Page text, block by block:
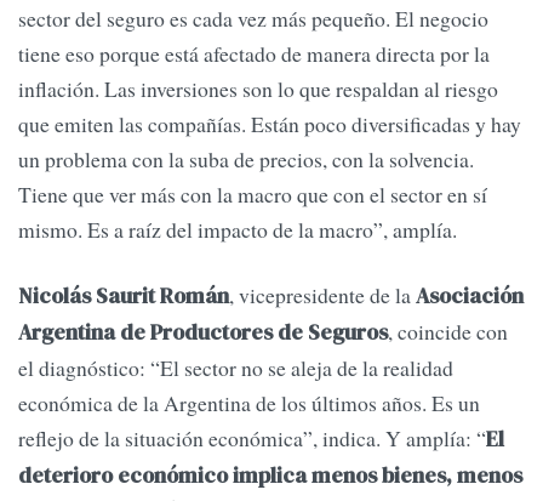
sector del seguro es cada vez más pequeño. El negocio
tiene eso porque está afectado de manera directa por la
inflación. Las inversiones son lo que respaldan al riesgo
que emiten las compañías. Están poco diversificadas y hay
un problema con la suba de precios, con la solvencia.
Tiene que ver más con la macro que con el sector en sí
mismo. Es a raíz del impacto de la macro”, amplía.
Nicolás Saurit Román, vicepresidente de laAsociación
Argentina de Productores de Seguros, coincide con
el diagnóstico: “El sector no se aleja de la realidad
económica de la Argentina de los últimos años. Es un
reflejo de la situación económica”, indica. Y amplía: “El
deterioro económico implica menos bienes, menos